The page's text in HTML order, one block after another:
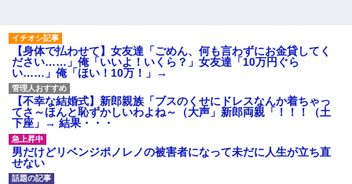
【身体で払わせて】女友達「ごめん、何も言わずにお金貸してく
ださい……」俺「いいよ！いくら？」女友達「10万円ぐら
い……」俺「ほい！10万！」→
【不幸な結婚式】新郎親族「ブスのくせにドレスなんか着ちゃっ
てさ～ほんと恥ずかしいわよね～（大声」新郎両親「！！！（土
下座」→ 結果・・・
男だけどリベンジポノレノの被害者になって未だに人生が立ち直
せない